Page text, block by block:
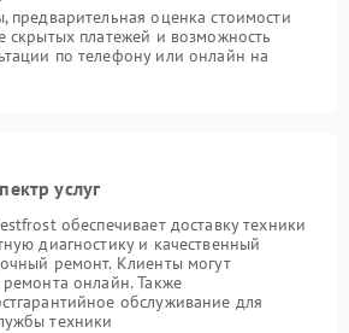
предварительная оценка стоимости
скрытых платежей и возможность
по телефону или онлайн на
услуг
обеспечивает доставку техники
диагностику и качественный
ремонт. Клиенты могут
ремонта онлайн. Также
обслуживание для
техники